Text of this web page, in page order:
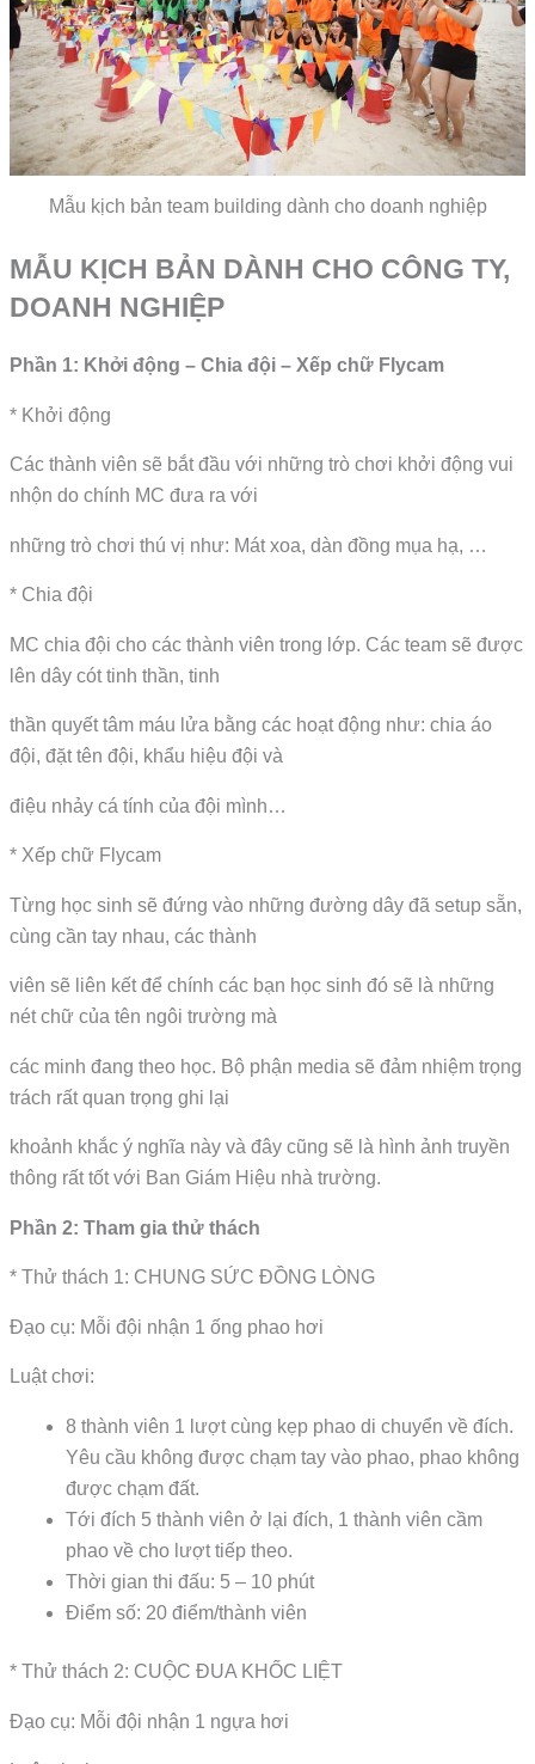
Mẫu kịch bản team building dành cho doanh nghiệp
MẪU KỊCH BẢN DÀNH CHO CÔNG TY,
DOANH NGHIỆP
Phần 1: Khởi động – Chia đội – Xếp chữ Flycam
* Khởi động
Các thành viên sẽ bắt đầu với những trò chơi khởi động vui
nhộn do chính MC đưa ra với
những trò chơi thú vị như: Mát xoa, dàn đồng mụa hạ, …
* Chia đội
MC chia đội cho các thành viên trong lớp. Các team sẽ được
lên dây cót tinh thần, tinh
thần quyết tâm máu lửa bằng các hoạt động như: chia áo
đội, đặt tên đội, khẩu hiệu đội và
điệu nhảy cá tính của đội mình…
* Xếp chữ Flycam
Từng học sinh sẽ đứng vào những đường dây đã setup sẵn,
cùng cần tay nhau, các thành
viên sẽ liên kết để chính các bạn học sinh đó sẽ là những
nét chữ của tên ngôi trường mà
các minh đang theo học. Bộ phận media sẽ đảm nhiệm trọng
trách rất quan trọng ghi lại
khoảnh khắc ý nghĩa này và đây cũng sẽ là hình ảnh truyền
thông rất tốt với Ban Giám Hiệu nhà trường.
Phần 2: Tham gia thử thách
* Thử thách 1: CHUNG SỨC ĐỒNG LÒNG
Đạo cụ: Mỗi đội nhận 1 ống phao hơi
Luật chơi:
8 thành viên 1 lượt cùng kẹp phao di chuyển về đích.
Yêu cầu không được chạm tay vào phao, phao không
được chạm đất.
Tới đích 5 thành viên ở lại đích, 1 thành viên cầm
phao về cho lượt tiếp theo.
Thời gian thi đấu: 5 – 10 phút
Điểm số: 20 điểm/thành viên
* Thử thách 2: CUỘC ĐUA KHỐC LIỆT
Đạo cụ: Mỗi đội nhận 1 ngựa hơi